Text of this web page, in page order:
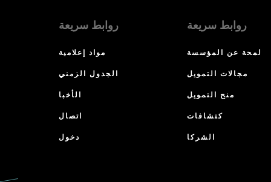
روابط سريعة
مواد إعلامية
الجدول الزمني
الأخبا
اتصال
دخول
روابط سريعة
لمحة عن المؤسسة
مجالات التمويل
منح التمويل
كتشافات
الشركا